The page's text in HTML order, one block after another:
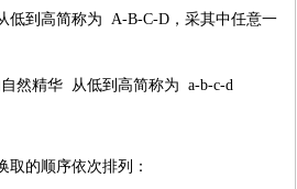
低到高简称为 A-B-C-D，采其中任意一
然精华 从低到高简称为 a-b-c-d
的顺序依次排列：